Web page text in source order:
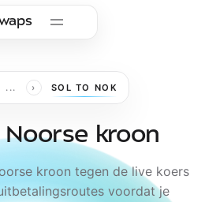
... › SOL TO NOK
Noorse kroon
kroon tegen de live koers
voordat je